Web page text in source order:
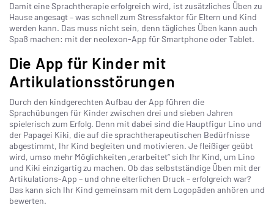
Damit eine Sprachtherapie erfolgreich wird, ist zusätzliches Üben zu
Hause angesagt – was schnell zum Stressfaktor für Eltern und Kind
werden kann. Das muss nicht sein, denn tägliches Üben kann auch
Spaß machen: mit der neolexon-App für Smartphone oder Tablet.
Die App für Kinder mit
Artikulationsstörungen
Durch den kindgerechten Aufbau der App führen die
Sprachübungen für Kinder zwischen drei und sieben Jahren
spielerisch zum Erfolg. Denn mit dabei sind die Hauptfigur Lino und
der Papagei Kiki, die auf die sprachtherapeutischen Bedürfnisse
abgestimmt, Ihr Kind begleiten und motivieren. Je fleißiger geübt
wird, umso mehr Möglichkeiten „erarbeitet“ sich Ihr Kind, um Lino
und Kiki einzigartig zu machen. Ob das selbstständige Üben mit der
Artikulations-App – und ohne elterlichen Druck – erfolgreich war?
Das kann sich Ihr Kind gemeinsam mit dem Logopäden anhören und
bewerten.